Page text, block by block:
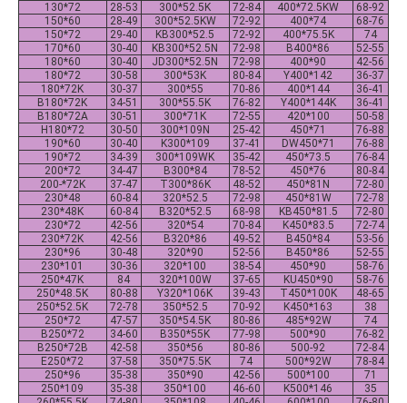
130*72
28-53 300*52.5K 72-84 400*72.5KW
68-92
150*60
28-49 300*52.5KW 72-92 400*74
68-76
150*72
29-40 KB300*52.5 72-92 400*75.5K
74
170*60
30-40 KB300*52.5N 72-98 B400*86
52-55
180*60
30-40 JD300*52.5N 72-98 400*90
42-56
180*72
30-58 300*53K 80-84 Y400*142
36-37
180*72K
30-37 300*55 70-86 400*144
36-41
B180*72K
34-51 300*55.5K 76-82 Y400*144K
36-41
B180*72A
30-51 300*71K 72-55 420*100
50-58
H180*72
30-50 300*109N 25-42 450*71
76-88
190*60
30-40 K300*109 37-41 DW450*71
76-88
190*72
34-39 300*109WK 35-42 450*73.5
76-84
200*72
34-47 B300*84 78-52 450*76
80-84
200-*72K
37-47 T300*86K 48-52 450*81N
72-80
230*48
60-84 320*52.5 72-98 450*81W
72-78
230*48K
60-84 B320*52.5 68-98 KB450*81.5
72-80
230*72
42-56 320*54 70-84 K450*83.5
72-74
230*72K
42-56 B320*86 49-52 B450*84
53-56
230*96
30-48 320*90 52-56 B450*86
52-55
230*101
30-36 320*100 38-54 450*90
58-76
250*47K
84 320*100W 37-65 KU450*90
58-76
250*48.5K
80-88 Y320*106K 39-43 T450*100K
48-65
250*52.5K
72-78 350*52.5 70-92 K450*163
38
250*72
47-57 350*54.5K 80-86 485*92W
74
B250*72
34-60 B350*55K 77-98 500*90
76-82
B250*72B
42-58 350*56 80-86 500-92
72-84
E250*72
37-58 350*75.5K 74 500*92W
78-84
250*96
35-38 350*90 42-56 500*100
71
250*109
35-38 350*100 46-60 K500*146
35